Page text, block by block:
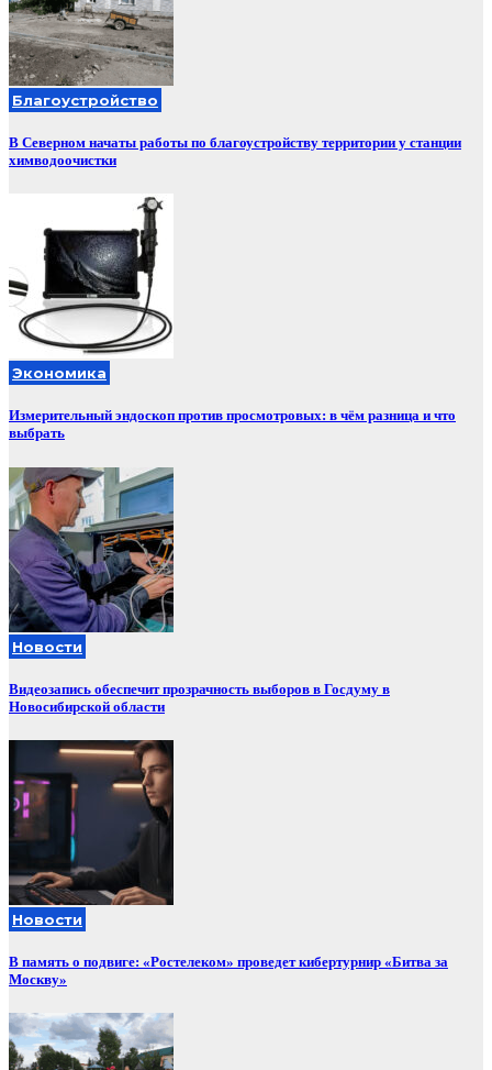
Благоустройство
В Северном начаты работы по благоустройству территории у станции
химводоочистки
Экономика
Измерительный эндоскоп против просмотровых: в чём разница и что
выбрать
Новости
Видеозапись обеспечит прозрачность выборов в Госдуму в
Новосибирской области
Новости
В память о подвиге: «Ростелеком» проведет кибертурнир «Битва за
Москву»